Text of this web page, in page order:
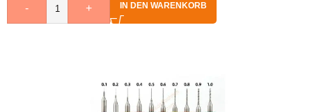
- + IN DEN WARENKORB